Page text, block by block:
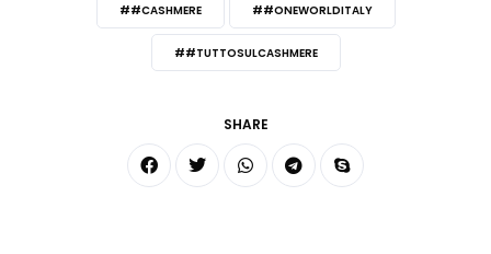
##CASHMERE ##ONEWORLDITALY
##TUTTOSULCASHMERE
SHARE